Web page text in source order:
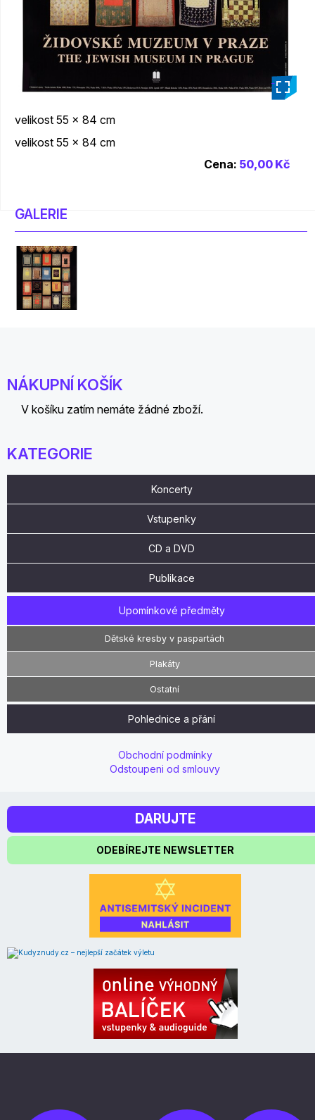
velikost 55 x 84 cm
velikost 55 x 84 cm
Cena: 50,00 Kč
GALERIE
NÁKUPNÍ KOŠÍK
V košíku zatím nemáte žádné zboží.
KATEGORIE
Koncerty
Vstupenky
CD a DVD
Publikace
Upomínkové předměty
Dětské kresby v paspartách
Plakáty
Ostatní
Pohlednice a přání
Obchodní podmínky
Odstoupeni od smlouvy
DARUJTE
ODEBÍREJTE NEWSLETTER